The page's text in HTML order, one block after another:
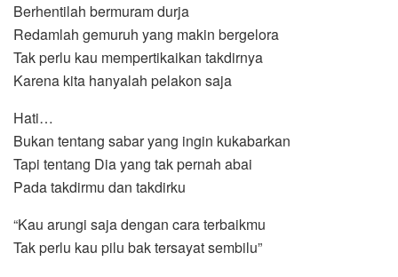
Berhentilah bermuram durja
Redamlah gemuruh yang makin bergelora
Tak perlu kau mempertikaikan takdirnya
Karena kita hanyalah pelakon saja
Hati…
Bukan tentang sabar yang ingin kukabarkan
Tapi tentang Dia yang tak pernah abai
Pada takdirmu dan takdirku
“Kau arungi saja dengan cara terbaikmu
Tak perlu kau pilu bak tersayat sembilu”